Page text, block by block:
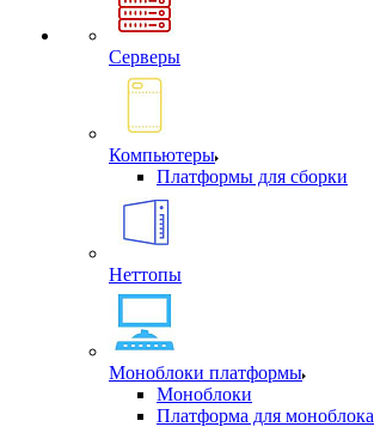
Серверы
Компьютеры
Платформы для сборки
Неттопы
Моноблоки платформы
Моноблоки
Платформа для моноблока